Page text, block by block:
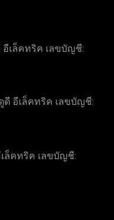
เล็คทริค เลขบัญชี:
อีเล็คทริค เลขบัญชี:
ล็คทริค เลขบัญชี: